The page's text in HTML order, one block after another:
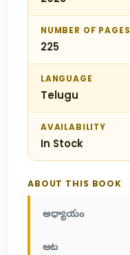
NUMBER OF PAGES
225
LANGUAGE
Telugu
AVAILABILITY
In Stock
ABOUT THIS BOOK
అధ్యాయం
ఆట